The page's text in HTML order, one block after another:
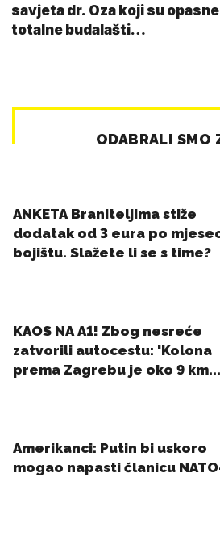
savjeta dr. Oza koji su opasne
totalne budalašti…